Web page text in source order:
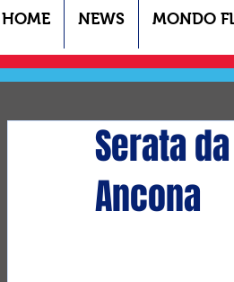
HOME NEWS MONDO
Serata
Ancona